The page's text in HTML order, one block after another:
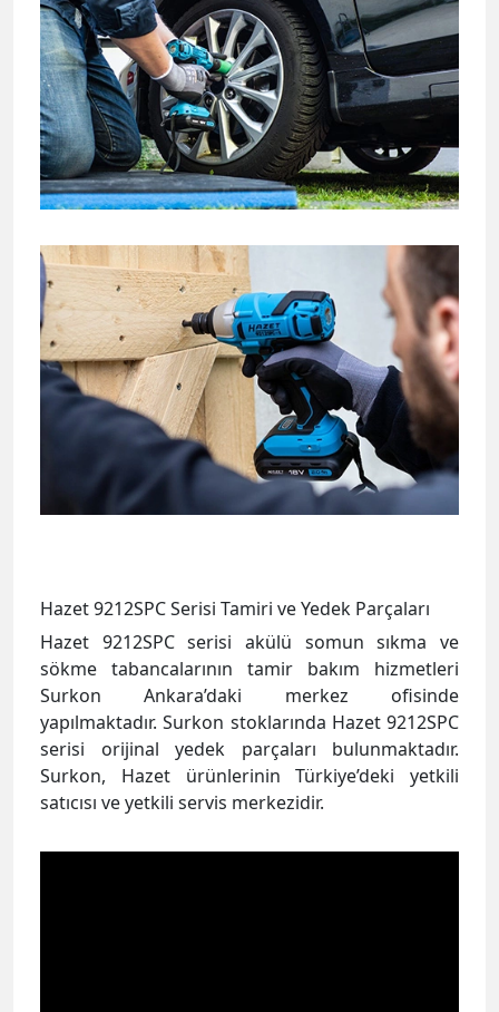
Hazet 9212SPC Serisi Tamiri ve Yedek Parçaları
Hazet 9212SPC serisi akülü somun sıkma ve
sökme tabancalarının tamir bakım hizmetleri
Surkon Ankara’daki merkez ofisinde
yapılmaktadır. Surkon stoklarında Hazet 9212SPC
serisi orijinal yedek parçaları bulunmaktadır.
Surkon, Hazet ürünlerinin Türkiye’deki yetkili
satıcısı ve yetkili servis merkezidir.